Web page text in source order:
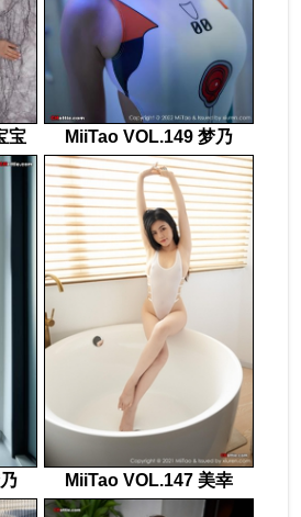
宝 MiiTao VOL.149 梦乃
MiiTao VOL.147 美幸